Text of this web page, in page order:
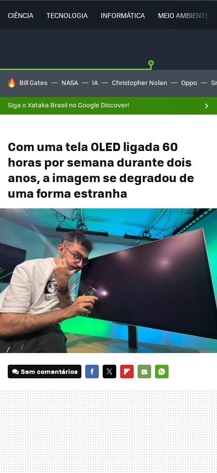
CIÊNCIA TECNOLOGIA INFORMÁTICA MEIO AMBIENTE
TENDÊNCIAS DO DIA
Bill Gates NASA IA Christopher Nolan Oppo
Siga o Xataka Brasil no Google Discover!
Com uma tela OLED ligada 60
horas por semana durante dois
anos, a imagem se degradou de
uma forma estranha
Sem comentários
MAIL